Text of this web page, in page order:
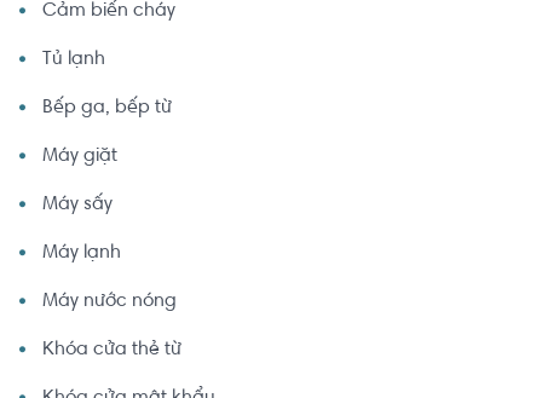
Cảm biến cháy
Tủ lạnh
Bếp ga, bếp từ
Máy giặt
Máy sấy
Máy lạnh
Máy nước nóng
Khóa cửa thẻ từ